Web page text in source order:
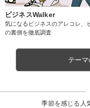
ビジネスWalker
気になるビジネスのアレコレ、
の裏側を徹底調査
テー
季節を感じる人